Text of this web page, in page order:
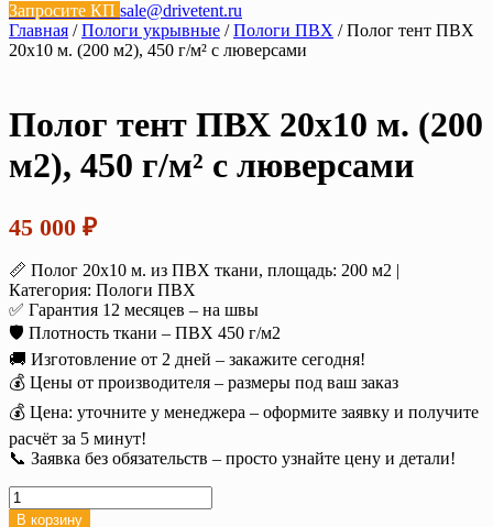
Запросите КП sale@drivetent.ru
Главная /Пологи укрывные /Пологи ПВХ / Полог тент ПВХ
20х10 м. (200 м2), 450 г/м² с люверсами
Полог тент ПВХ 20х10 м. (200
м2), 450 г/м² с люверсами
45 000 ₽
📏 Полог 20х10 м. из ПВХ ткани, площадь: 200 м2 |
Категория: Пологи ПВХ
✅ Гарантия 12 месяцев – на швы
🛡️ Плотность ткани – ПВХ 450 г/м2
🚚 Изготовление от 2 дней – закажите сегодня!
💰 Цены от производителя – размеры под ваш заказ
💰 Цена: уточните у менеджера – оформите заявку и получите
расчёт за 5 минут!
📞 Заявка без обязательств – просто узнайте цену и детали!
Количество
товара
В корзину